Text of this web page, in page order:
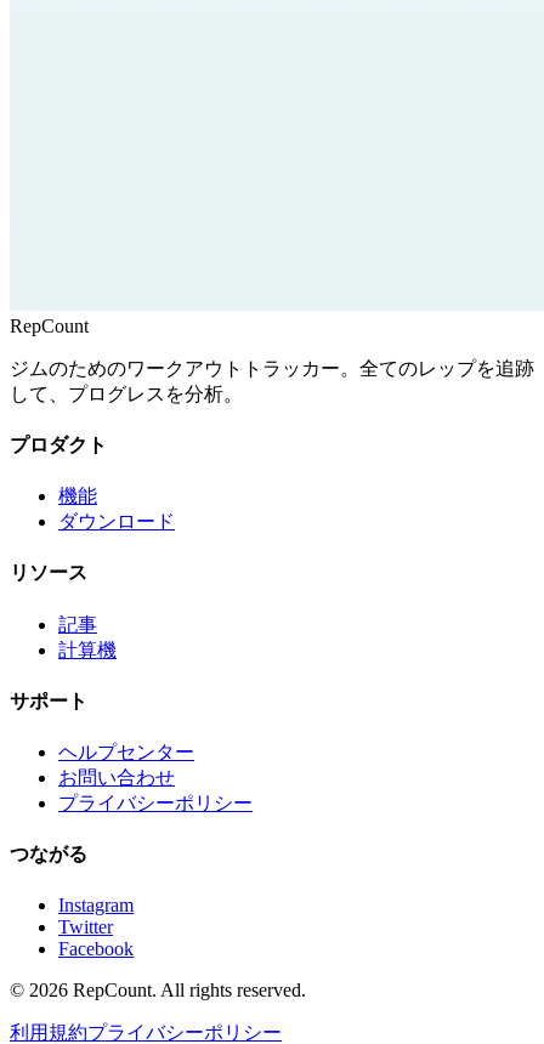
RepCount
ジムのためのワークアウトトラッカー。全てのレップを追跡
して、プログレスを分析。
プロダクト
機能
ダウンロード
リソース
記事
計算機
サポート
ヘルプセンター
お問い合わせ
プライバシーポリシー
つながる
Instagram
Twitter
Facebook
© 2026 RepCount. All rights reserved.
利用規約プライバシーポリシー